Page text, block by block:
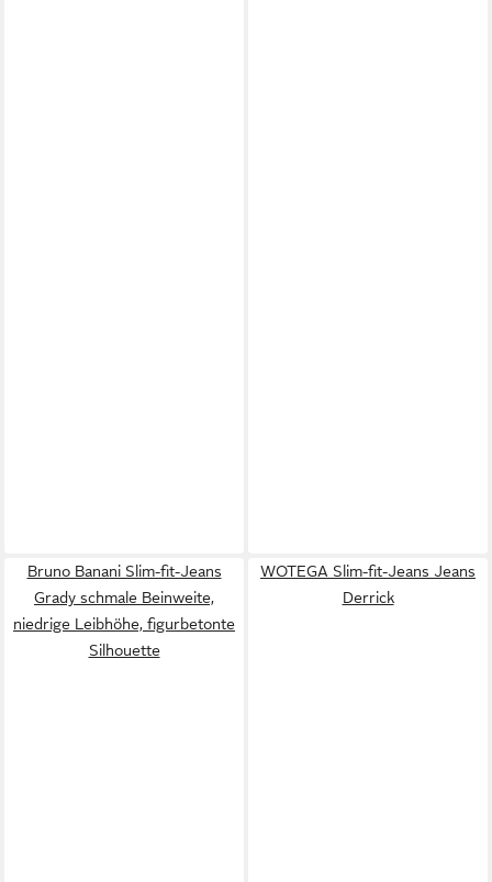
Bruno Banani Slim-fit-Jeans
Grady schmale Beinweite,
niedrige Leibhöhe, figurbetonte
Silhouette
WOTEGA Slim-fit-Jeans Jeans
Derrick